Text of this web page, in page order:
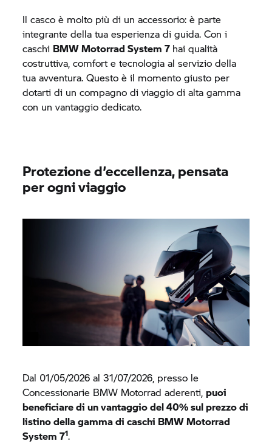
Il casco è molto più di un accessorio: è parte
integrante della tua esperienza di guida. Con i
caschi BMW Motorrad System 7 hai qualità
costruttiva, comfort e tecnologia al servizio della
tua avventura. Questo è il momento giusto per
dotarti di un compagno di viaggio di alta gamma
con un vantaggio dedicato.
Protezione d’eccellenza, pensata
per ogni viaggio
Dal 01/05/2026 al 31/07/2026, presso le
Concessionarie BMW Motorrad aderenti,puoi
beneficiare di un vantaggio del 40% sul prezzo di
listino della gamma di caschi BMW Motorrad
System 71.